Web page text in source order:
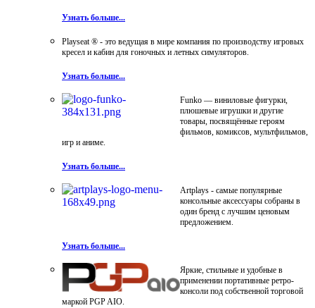
Узнать больше...
Playseat ® - это ведущая в мире компания по производству игровых
кресел и кабин для гоночных и летных симуляторов.
Узнать больше...
Funko — виниловые фигурки,
плюшевые игрушки и другие
товары, посвящённые героям
фильмов, комиксов, мультфильмов,
игр и аниме.
Узнать больше...
Artplays - самые популярные
консольные аксессуары собраны в
один бренд с лучшим ценовым
предложением.
Узнать больше...
Яркие, стильные и удобные в
применении портативные ретро-
консоли под собственной торговой
маркой PGP AIO.